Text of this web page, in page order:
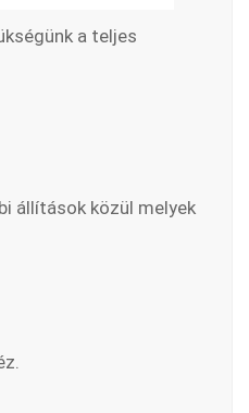
a teljes
állítások közül melyek